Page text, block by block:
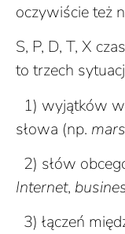
oczywiście też
S, P, D, T, X
to trzech
1) wyjątków
słowa (np.
2) słów
Internet,
3) łączeń